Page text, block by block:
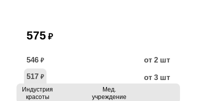
575 ₽
546 ₽
от 2 шт
517 ₽ от 3 шт
Индустрия
красоты
Мед.
учреждение